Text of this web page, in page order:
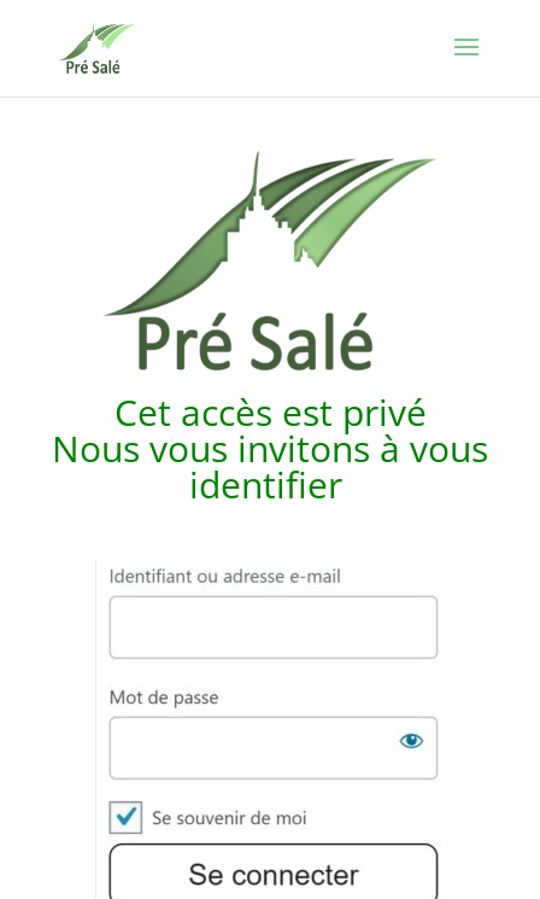
Cet accès est privé
Nous vous invitons à vous
identifier